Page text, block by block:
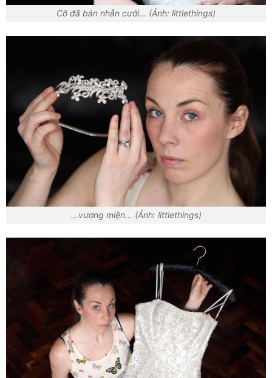
Cô đã bán nhẫn cưới... (Ảnh: littlethings)
...vương miện... (Ảnh: littlethings)